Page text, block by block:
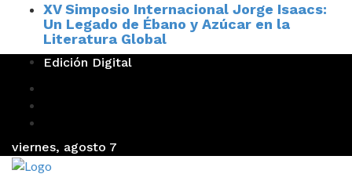
XV Simposio Internacional Jorge Isaacs:
Un Legado de Ébano y Azúcar en la
Literatura Global
Edición Digital
viernes, agosto 7